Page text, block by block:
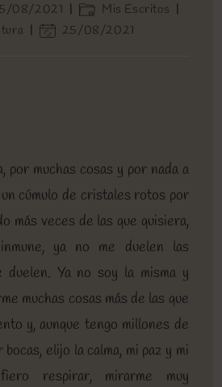
08/2021
Categoría
de
la
Mis Escritos
Última25/08/2021
por muchas cosas y por nada a
cúmulo de cristales rotos por
más veces de las que quisiera,
ya no me duelen las
duelen. Ya no soy la misma y
muchas cosas más de las que
y, aunque tengo millones de
elijo la calma, mi paz y mi
respirar, mirarme muy